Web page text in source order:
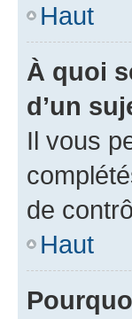
Haut
À quoi
d’un
Il vous
de
Haut